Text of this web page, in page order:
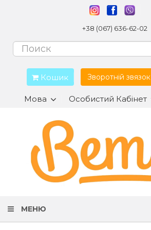
+38 (067) 636-62-02
Кошик Зворотній звязок
Мова Особистий Кабінет
МЕНЮ